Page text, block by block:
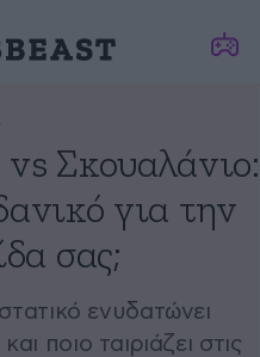
vs Σκουαλάνιο:
για την
σας;
ενυδατώνει
ποιο ταιριάζει στις